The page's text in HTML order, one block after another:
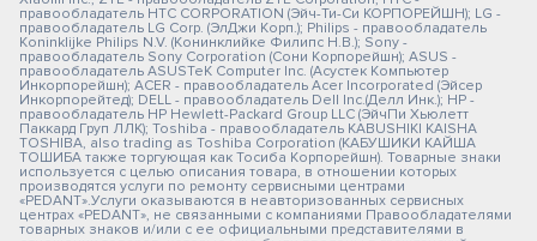
правообладатель HTC CORPORATION (Эйч-Ти-Си КОРПОРЕЙШН); LG -
правообладатель LG Corp. (ЭлДжи Корп.); Philips - правообладатель
Koninklijke Philips N.V. (Конинклийке Филипс Н.В.); Sony -
правообладатель Sony Corporation (Сони Корпорейшн); ASUS -
правообладатель ASUSTeK Computer Inc. (Асустек Компьютер
Инкорпорейшн); ACER - правообладатель Acer Incorporated (Эйсер
Инкорпорейтед); DELL - правообладатель Dell Inc.(Делл Инк.); HP -
правообладатель HP Hewlett-Packard Group LLC (ЭйчПи Хьюлетт
Паккард Груп ЛЛК); Toshiba - правообладатель KABUSHIKI KAISHA
TOSHIBA, also trading as Toshiba Corporation (КАБУШИКИ КАЙША
ТОШИБА также торгующая как Тосиба Корпорейшн). Товарные знаки
используется с целью описания товара, в отношении которых
производятся услуги по ремонту сервисными центрами
«PEDANT».Услуги оказываются в неавторизованных сервисных
центрах «PEDANT», не связанными с компаниями Правообладателями
товарных знаков и/или с ее официальными представителями в